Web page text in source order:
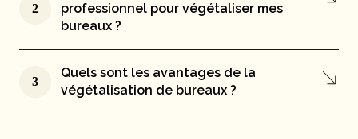
2
professionnel pour végétaliser mes
bureaux ?
3
Quels sont les avantages de la
végétalisation de bureaux ?